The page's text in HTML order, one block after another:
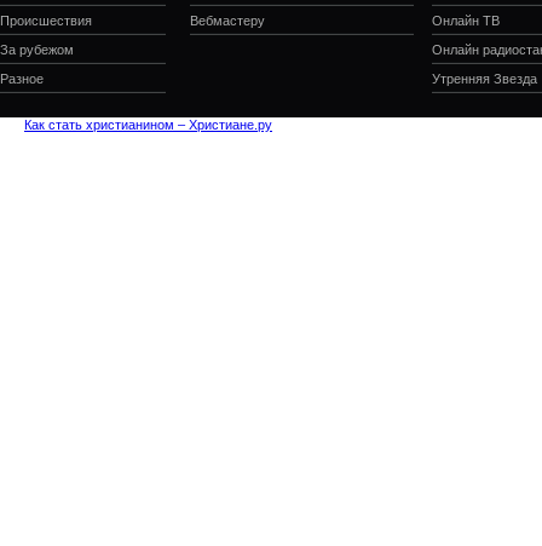
Происшествия
За рубежом
Разное
Вебмастеру
Онлайн ТВ
Онлайн
Утренняя Звезда
Как стать христианином – Христиане.ру